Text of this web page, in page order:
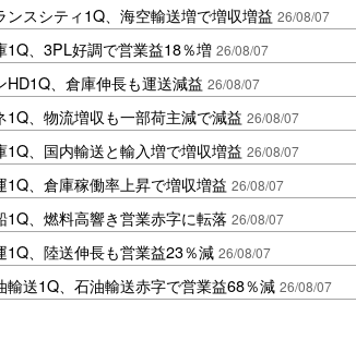
ンスシティ1Q、海空輸送増で増収増益 26/08/07
1Q、3PL好調で営業益18％増 26/08/07
HD1Q、倉庫伸長も運送減益 26/08/07
1Q、物流増収も一部荷主減で減益 26/08/07
1Q、国内輸送と輸入増で増収増益 26/08/07
1Q、倉庫稼働率上昇で増収増益 26/08/07
1Q、燃料高響き営業赤字に転落 26/08/07
1Q、陸送伸長も営業益23％減 26/08/07
輸送1Q、石油輸送赤字で営業益68％減 26/08/07